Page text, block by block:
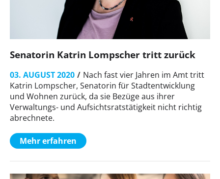
Senatorin Katrin Lompscher tritt zurück
03. AUGUST 2020
Nach fast vier Jahren im Amt tritt
Katrin Lompscher, Senatorin für Stadtentwicklung
und Wohnen zurück, da sie Bezüge aus ihrer
Verwaltungs- und Aufsichtsratstätigkeit nicht richtig
abrechnete.
Mehr erfahren